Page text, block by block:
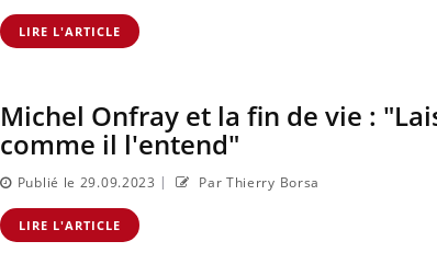
LIRE L'ARTICLE
Michel Onfray et la fin de vie :
comme il l'entend"
Publié le 29.09.2023 | Par Thierry Borsa
LIRE L'ARTICLE